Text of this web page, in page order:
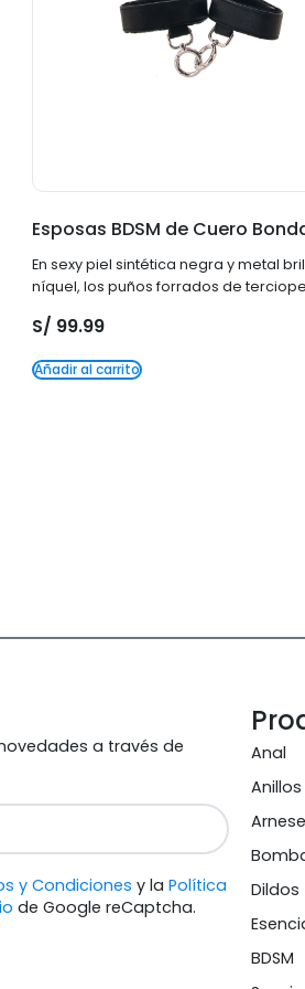
Esposas BDSM de Cuero
En sexy piel sintética negra y metal
níquel, los puños forrados de
tobillos. El velcro duradero los asegura
conectores de metal o los conecta
S/ 99.99
Añadir al carrito
a través de
y Condiciones y la Política
de Google reCaptcha.
Anal
Anillos
Dildos
BDSM